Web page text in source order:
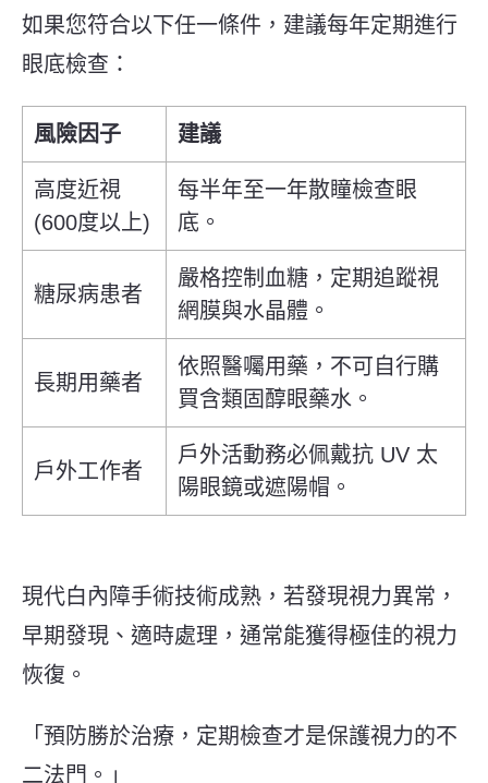
如果您符合以下任一條件，建議每年定期進行
眼底檢查：
風險因子 建議
高度近視
(600度以上)
每半年至一年散瞳檢查眼
底。
糖尿病患者
嚴格控制血糖，定期追蹤視
網膜與水晶體。
長期用藥者
依照醫囑用藥，不可自行購
買含類固醇眼藥水。
戶外工作者
戶外活動務必佩戴抗 UV 太
陽眼鏡或遮陽帽。
現代白內障手術技術成熟，若發現視力異常，
早期發現、適時處理，通常能獲得極佳的視力
恢復。
「預防勝於治療，定期檢查才是保護視力的不
二法門。」